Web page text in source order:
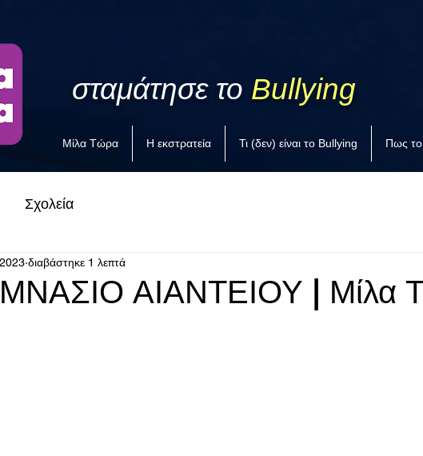
σταμάτησε το Bullying
Μίλα Τώρα Η εκστρατεία Τι (δεν) είναι το Bullying Πως το
Σχολεία
ΑΙΑΝΤΕΙΟΥ | Μίλα
διαβάστηκε 1 λεπτά